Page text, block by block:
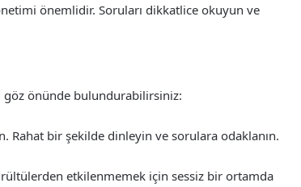
önemlidir. Soruları dikkatlice okuyun ve
göz önünde bulundurabilirsiniz:
Rahat bir şekilde dinleyin ve sorulara odaklanın.
etkilenmemek için sessiz bir ortamda